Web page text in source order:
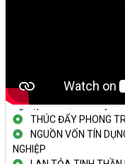
Doanh nghiệp tp
nghiệp Hàn Quốc Truyền
THÚC ĐẨY PHONG
NGUỒN VỐN TÍN
NGHIỆP
LAN TỎA TINH THẦN